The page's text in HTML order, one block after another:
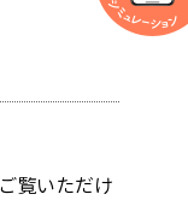
覧いただけ